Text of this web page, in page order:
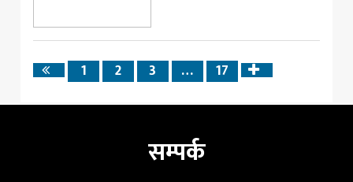
Previous
1 2 3 … 17
Next
सम्पर्क